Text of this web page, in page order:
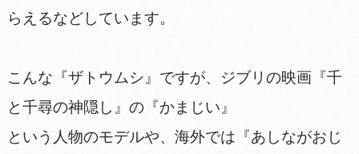
らえるなどしています。
こんな『ザトウムシ』ですが、ジブリの映画『千
と千尋の神隠し』の『かまじい』
という人物のモデルや、海外では『あしながおじ